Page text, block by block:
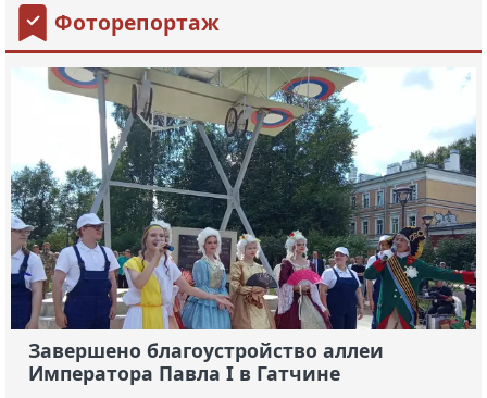
Фоторепортаж
Завершено благоустройство аллеи
Императора Павла I в Гатчине